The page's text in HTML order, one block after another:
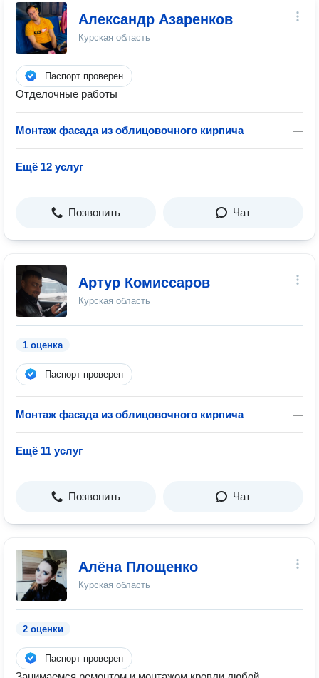
Александр Азаренков
Курская область
Паспорт проверен
Отделочные работы
Монтаж фасада из облицовочного кирпича —
Ещё 12 услуг
Позвонить Чат
Артур Комиссаров
Курская область
1 оценка
Паспорт проверен
Монтаж фасада из облицовочного кирпича —
Ещё 11 услуг
Позвонить Чат
Алёна Площенко
Курская область
2 оценки
Паспорт проверен